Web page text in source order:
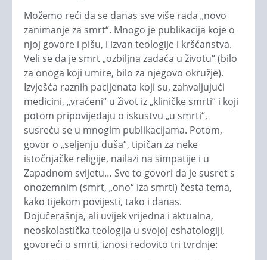
Možemo reći da se danas sve više rađa „novo
zanimanje za smrt“. Mnogo je publikacija koje o
njoj govore i pišu, i izvan teologije i kršćanstva.
Veli se da je smrt „ozbiljna zadaća u životu“ (bilo
za onoga koji umire, bilo za njegovo okružje).
Izvješća raznih pacijenata koji su, zahvaljujući
medicini, „vraćeni“ u život iz „kliničke smrti“ i koji
potom pripovijedaju o iskustvu „u smrti“,
susreću se u mnogim publikacijama. Potom,
govor o „seljenju duša“, tipičan za neke
istočnjačke religije, nailazi na simpatije i u
Zapadnom svijetu… Sve to govori da je susret s
onozemnim (smrt, „ono“ iza smrti) česta tema,
kako tijekom povijesti, tako i danas.
Dojučerašnja, ali uvijek vrijedna i aktualna,
neoskolastička teologija u svojoj eshatologiji,
govoreći o smrti, iznosi redovito tri tvrdnje: